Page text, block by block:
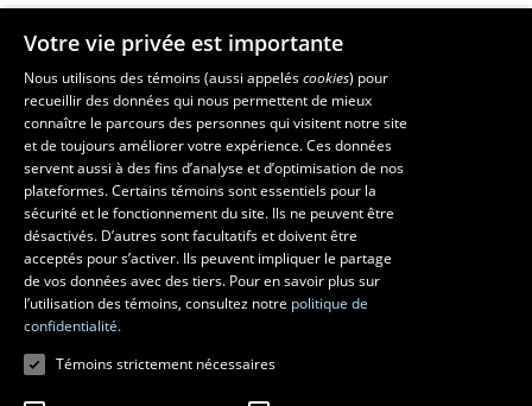
3
décembre
2024
Faculté de musique
Pavillon Louis-Jacques-Casault
1055, avenue du Séminaire
, Québec (Québec)  G1V 0A6
Téléphone: 418 656-7061
Suivez-nous sur Facebook
Suivez-nous sur YouTube
Votre vie privée est importante
Nous utilisons des témoins (aussi appeléscookies) pour
recueillir des données qui nous permettent de mieux
connaître le parcours des personnes qui visitent notre site
et de toujours améliorer votre expérience. Ces données
servent aussi à des fins d’analyse et d’optimisation de nos
plateformes. Certains témoins sont essentiels pour la
sécurité et le fonctionnement du site. Ils ne peuvent être
désactivés. D’autres sont facultatifs et doivent être
acceptés pour s’activer. Ils peuvent impliquer le partage
de vos données avec des tiers. Pour en savoir plus sur
l’utilisation des témoins, consultez notre politique de
confidentialité.
Témoins strictement nécessaires